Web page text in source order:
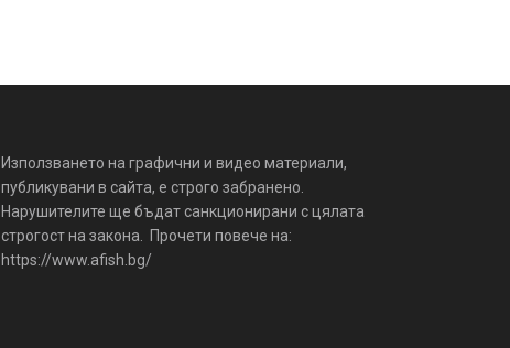
Използването на графични и видео материали,
публикувани в сайта, е строго забранено.
Нарушителите ще бъдат санкционирани с цялата
строгост на закона. Прочети повече на:
https://www.afish.bg/